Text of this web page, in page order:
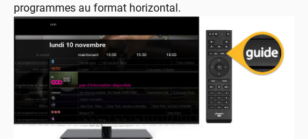
programmes au format horizontal.